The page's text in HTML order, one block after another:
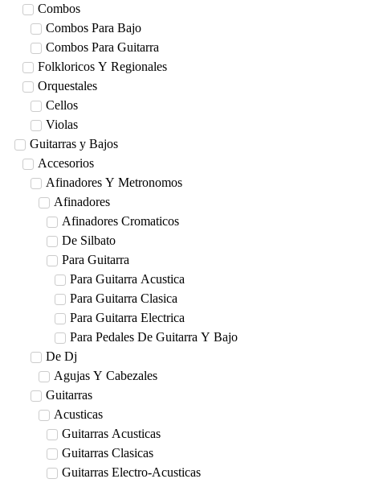
Combos
Combos Para Bajo
Combos Para Guitarra
Folkloricos Y Regionales
Orquestales
Cellos
Violas
Guitarras y Bajos
Accesorios
Afinadores Y Metronomos
Afinadores
Afinadores Cromaticos
De Silbato
Para Guitarra
Para Guitarra Acustica
Para Guitarra Clasica
Para Guitarra Electrica
Para Pedales De Guitarra Y Bajo
De Dj
Agujas Y Cabezales
Guitarras
Acusticas
Guitarras Acusticas
Guitarras Clasicas
Guitarras Electro-Acusticas